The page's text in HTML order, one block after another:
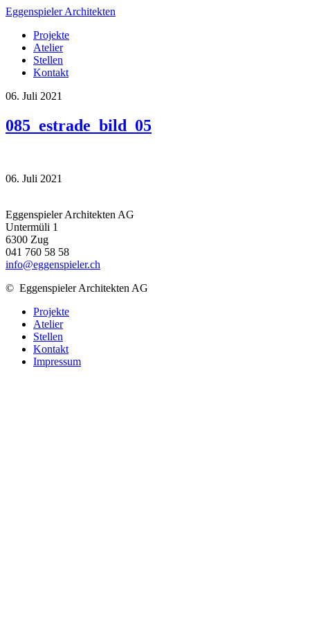
Eggenspieler Architekten
Projekte
Atelier
Stellen
Kontakt
06. Juli 2021
085_estrade_bild_05
06. Juli 2021
Eggenspieler Architekten AG
Untermüli 1
6300 Zug
041 760 58 58
info@eggenspieler.ch
© Eggenspieler Architekten AG
Projekte
Atelier
Stellen
Kontakt
Impressum